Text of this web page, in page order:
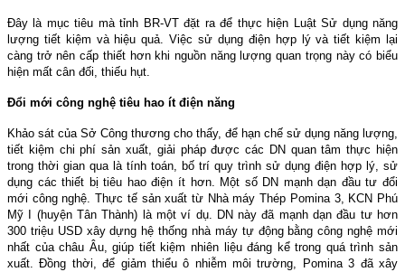
Đây là mục tiêu mà tỉnh BR-VT đặt ra để thực hiện Luật Sử dụng năng
lượng tiết kiệm và hiệu quả. Việc sử dụng điện hợp lý và tiết kiệm lại
càng trở nên cấp thiết hơn khi nguồn năng lượng quan trọng này có biểu
hiện mất cân đối, thiếu hụt.
Đổi mới công nghệ tiêu hao ít điện năng
Khảo sát của Sở Công thương cho thấy, để hạn chế sử dụng năng lượng,
tiết kiệm chi phí sản xuất, giải pháp được các DN quan tâm thực hiện
trong thời gian qua là tính toán, bố trí quy trình sử dụng điện hợp lý, sử
dụng các thiết bị tiêu hao điện ít hơn. Một số DN mạnh dạn đầu tư đổi
mới công nghệ. Thực tế sản xuất từ Nhà máy Thép Pomina 3, KCN Phú
Mỹ I (huyện Tân Thành) là một ví dụ. DN này đã mạnh dạn đầu tư hơn
300 triệu USD xây dựng hệ thống nhà máy tự động bằng công nghệ mới
nhất của châu Âu, giúp tiết kiệm nhiên liệu đáng kể trong quá trình sản
xuất. Đồng thời, để giảm thiểu ô nhiễm môi trường, Pomina 3 đã xây